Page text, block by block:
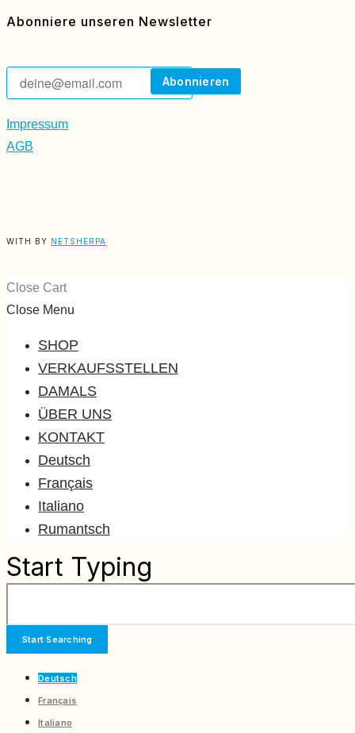
Abonniere unseren Newsletter
Impressum
AGB
WITH BY NETSHERPA
Close Cart
Close Menu
SHOP
VERKAUFSSTELLEN
DAMALS
ÜBER UNS
KONTAKT
Deutsch
Français
Italiano
Rumantsch
Start Typing
Deutsch
Français
Italiano